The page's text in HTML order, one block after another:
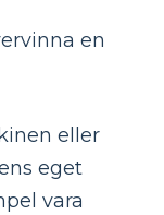
en
eller
eget
vara